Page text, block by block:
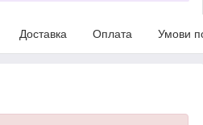
Доставка Оплата Умови